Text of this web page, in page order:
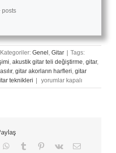
posts
Kategoriler: Genel Gitar | Tags:
akustik gitar teli değiştirme gitar,
, gitar akorların harfleri gitar
teknikleri |
En
İyi
yorumlar kapalı
WhatsApp
Tumblr Pinterest
Vk
E-